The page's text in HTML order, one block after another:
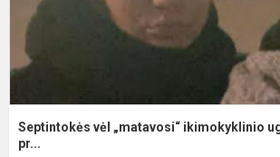
Septintokės vėl „matavosi“ ikimokyklinio
pr...